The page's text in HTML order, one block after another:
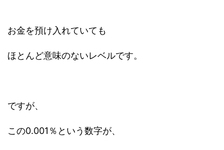
お金を預け入れていても
ほとんど意味のないレベルです。
ですが、
この0.001％という数字が、